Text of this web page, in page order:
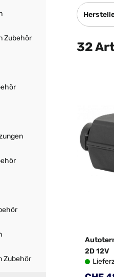
Zubehör
Zubehör
32
2D 12V